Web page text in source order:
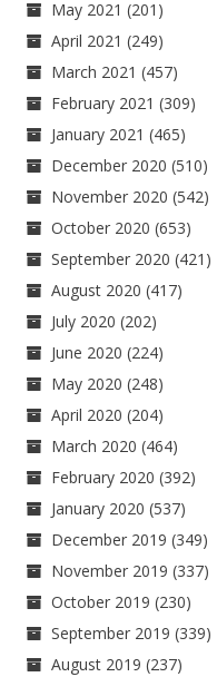
May 2021 (201)
April 2021 (249)
March 2021 (457)
February 2021 (309)
January 2021 (465)
December 2020 (510)
November 2020 (542)
October 2020 (653)
September 2020 (421)
August 2020 (417)
July 2020 (202)
June 2020 (224)
May 2020 (248)
April 2020 (204)
March 2020 (464)
February 2020 (392)
January 2020 (537)
December 2019 (349)
November 2019 (337)
October 2019 (230)
September 2019 (339)
August 2019 (237)